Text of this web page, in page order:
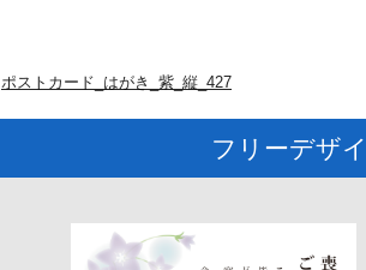
ポストカード_はがき_紫_縦_427
フリーデザ